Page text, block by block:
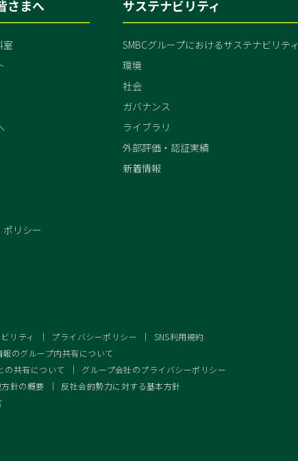
さまへ
室
ポリシー
サステナビリティ
SMBCグループにおけるサステナビリティ
環境
社会
ガバナンス
ライブラリ
外部評価・認証実績
新着情報
リティ プライバシーポリシー
SNS利用規約
のグループ内共有について
の共有について
グループ会社のプライバシーポリシー
針の概要
反社会的勢力に対する基本方針